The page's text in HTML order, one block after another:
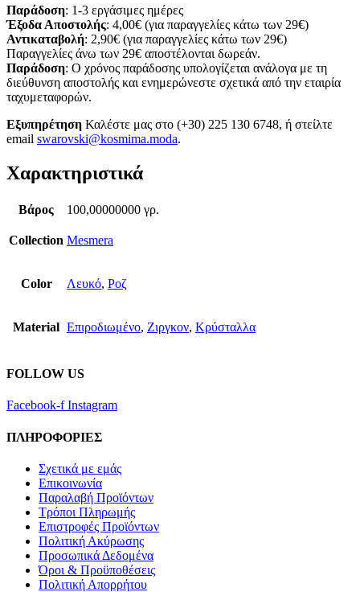
Παράδοση: 1-3 εργάσιμες ημέρες
Έξοδα Αποστολής: 4,00€ (για παραγγελίες κάτω των 29€)
Αντικαταβολή: 2,90€ (για παραγγελίες κάτω των 29€)
Παραγγελίες άνω των 29€ αποστέλονται δωρεάν.
Παράδοση: Ο χρόνος παράδοσης υπολογίζεται ανάλογα με τη
διεύθυνση αποστολής και ενημερώνεστε σχετικά από την εταιρία
ταχυμεταφορών.
Εξυπηρέτηση Καλέστε μας στο (+30) 225 130 6748, ή στείλτε
email swarovski@kosmima.moda.
Χαρακτηριστικά
Βάρος 100,00000000 γρ.
Collection Mesmera
Color Λευκό, Ροζ
Material Επιροδιωμένο, Ζιργκον, Κρύσταλλα
FOLLOW US
Facebook-f Instagram
ΠΛΗΡΟΦΟΡΙΕΣ
Σχετικά με εμάς
Επικοινωνία
Παραλαβή Προϊόντων
Τρόποι Πληρωμής
Επιστροφές Προϊόντων
Πολιτική Ακύρωσης
Προσωπικά Δεδομένα
Όροι & Προϋποθέσεις
Πολιτική Απορρήτου